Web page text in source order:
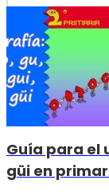
Guía para el
güi en